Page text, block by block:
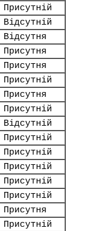
Присутній
Відсутній
Відсутня
Присутня
Присутня
Присутній
Присутня
Присутній
Відсутній
Присутній
Присутній
Присутній
Присутній
Присутній
Присутня
Присутній